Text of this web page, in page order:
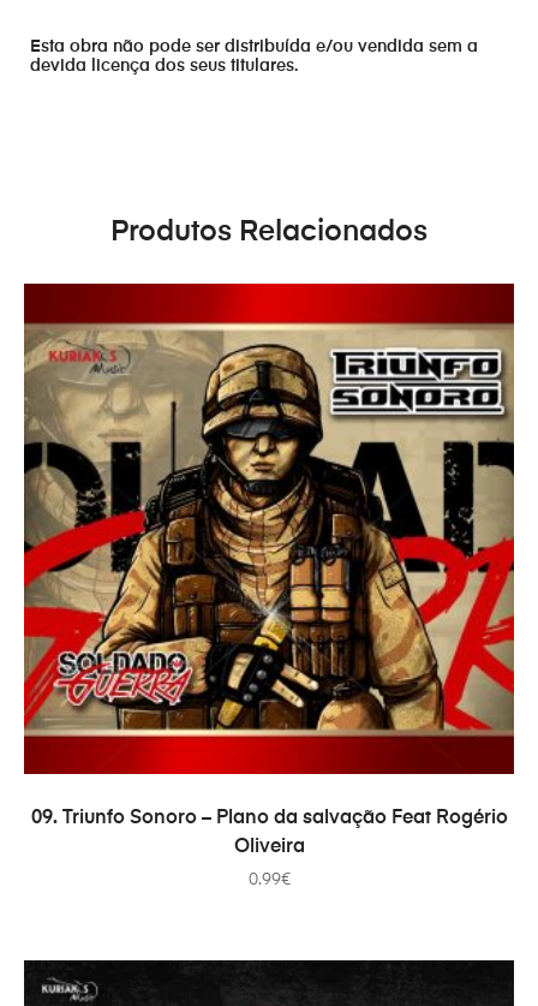
Esta obra não pode ser distribuída e/ou vendida sem a
devida licença dos seus titulares.
Produtos Relacionados
ADICIONAR
09. Triunfo Sonoro – Plano da salvação Feat Rogério
Oliveira
0.99€